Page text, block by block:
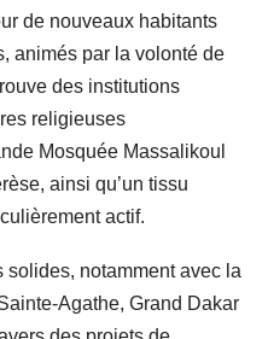
de nouveaux habitants
animés par la volonté de
des institutions
religieuses
Mosquée Massalikoul
ainsi qu’un tissu
actif.
solides, notamment avec la
Agathe, Grand Dakar